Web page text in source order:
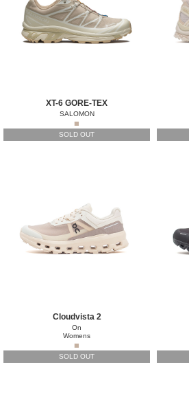
XT-6 GORE-TEX
SALOMON
■
SOLD OUT
Cloudvista 2
On
Womens
■
SOLD OUT